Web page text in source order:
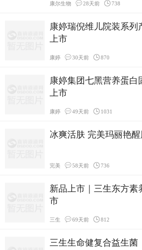
康尔生物 28天前 738
康婷瑞倪维儿院装系列
上市
康婷 30天前 870
康婷集团七黑营养蛋白
上市
康婷 49天前 1031
冰爽活肤 完美玛丽艳
完美 58天前 736
新品上市｜三生东方素
市
三生 69天前 812
三生生命健复合益生菌